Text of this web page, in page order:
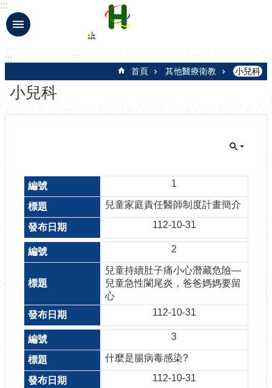
跳到主要內容區塊
:::
:::
首頁 其他醫療衛教 小兒科
小兒科
1
兒童家庭責任醫師制度計畫簡介
112-10-31
2
兒童持續肚子痛小心潛藏危險—
兒童急性闌尾炎，爸爸媽媽要留
心
112-10-31
3
什麼是腸病毒感染?
112-10-31